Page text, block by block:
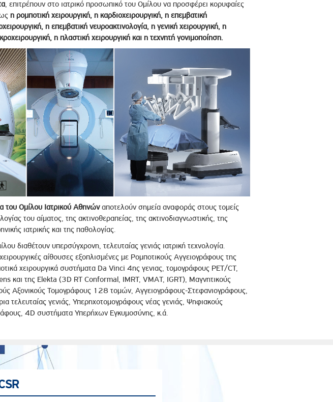
, επιτρέπουν στο ιατρικό προσωπικό του Ομίλου να προσφέρει κορυφαίες
η ρομποτική χειρουργική, η καρδιοχειρουργική, η επεμβατική
η επεμβατική νευροακτινολογία, η γενική χειρουργική, η
η πλαστική χειρουργική και η τεχνητή γονιμοποίηση.
του Ομίλου Ιατρικού Αθηνώναποτελούν σημεία αναφοράς στους τομείς
του αίματος, της ακτινοθεραπείας, της ακτινοδιαγνωστικής, της
ιατρικής και της παθολογίας.
διαθέτουν υπερσύγχρονη, τελευταίας γενιάς ιατρική τεχνολογία.
αίθουσες εξοπλισμένες με Ρομποτικούς Αγγειογράφους της
χειρουργικά συστήματα Da Vinci 4ης γενιας, τομογράφους PET/CT,
και της Elekta (3D RT Conformal, IMRT, VMAT, IGRT), Μαγνητικούς
Αξονικούς Τομογράφους 128 τομών, Αγγειογράφους-Στεφανιογράφους,
τελευταίας γενιάς, Υπερηχοτομογράφους νέας γενιάς, Ψηφιακούς
4D συστήματα Υπερήχων Εγκυμοσύνης, κ.ά.